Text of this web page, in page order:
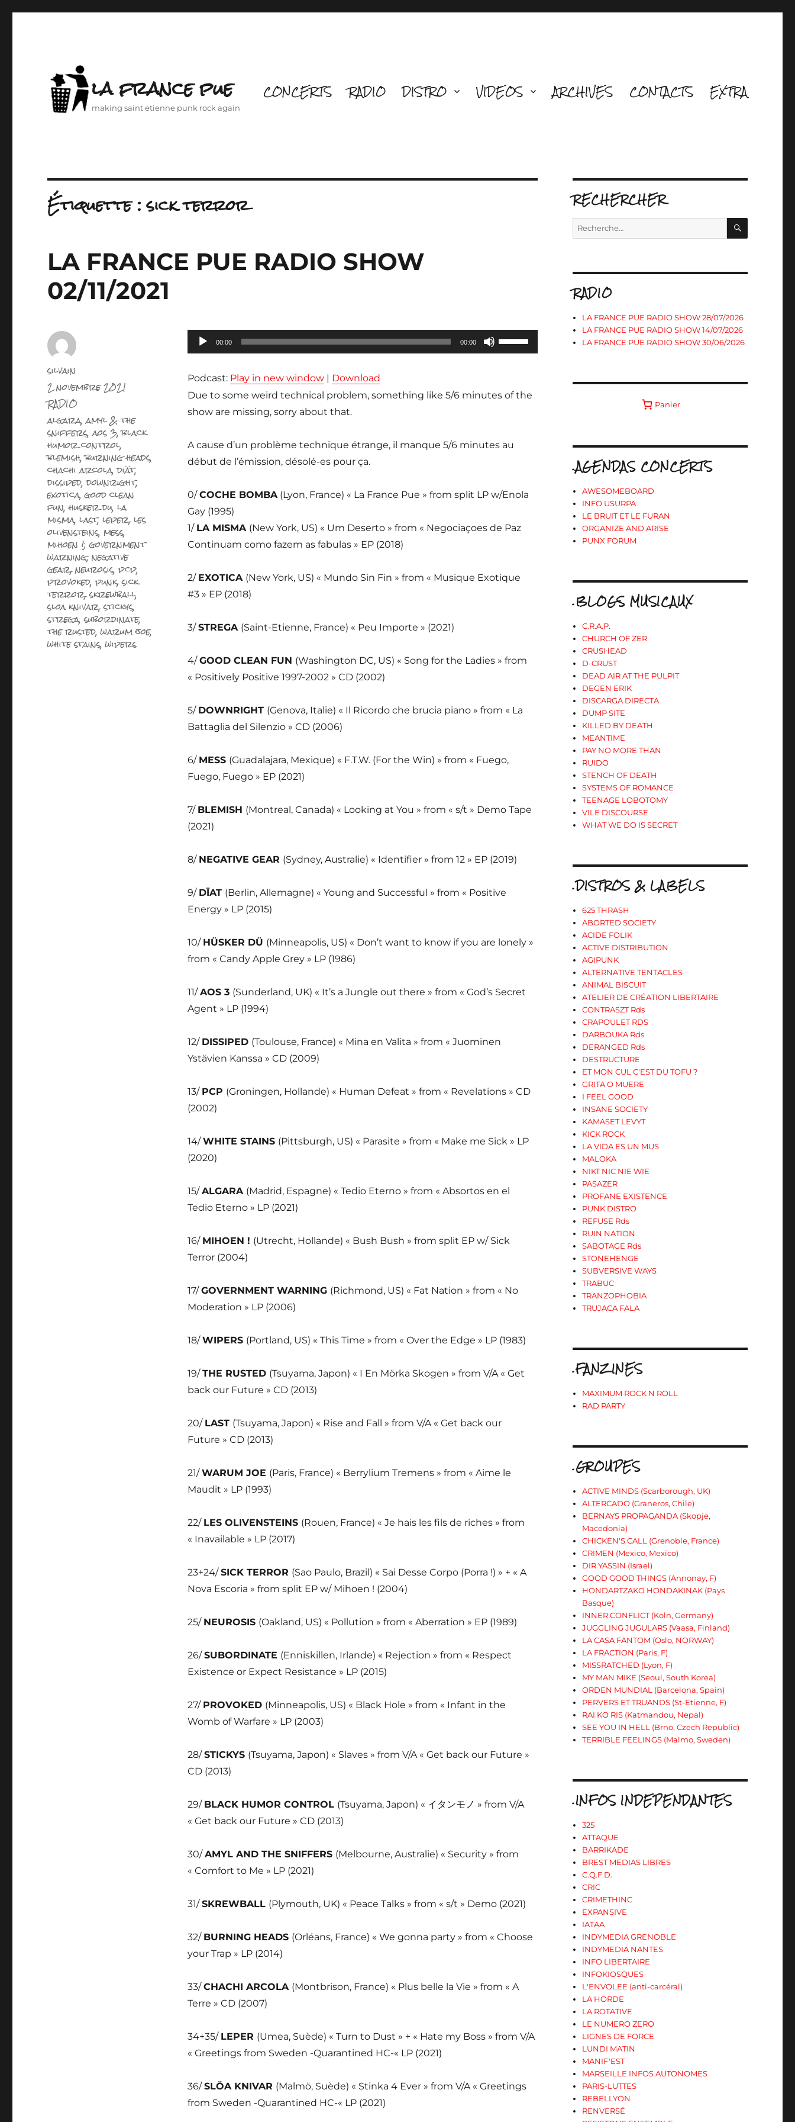
la france pue
making saint etienne punk rock again
CONCERTS RADIO DISTRO VIDEOS ARCHIVES CONTACTS EXTRA
Étiquette :sick terror
LA FRANCE PUE RADIO SHOW
02/11/2021
Lecteur
audio
00:00 00:00
Utilisez
les
Podcast: Play in new window| Download
Due to some weird technical problem, something like 5/6 minutes of the
show are missing, sorry about that.
A cause d’un problème technique étrange, il manque 5/6 minutes au
début de l’émission, désolé-es pour ça.
0/COCHE BOMBA(Lyon, France) « La France Pue » from split LP w/Enola
Gay (1995)
1/ LA MISMA (New York, US) « Um Deserto » from « Negociaçoes de Paz
Continuam como fazem as fabulas » EP (2018)
2/ EXOTICA (New York, US) « Mundo Sin Fin » from « Musique Exotique
#3 » EP (2018)
3/STREGA (Saint-Etienne, France) « Peu Importe » (2021)
4/GOOD CLEAN FUN (Washington DC, US) « Song for the Ladies » from
« Positively Positive 1997-2002 » CD (2002)
5/ DOWNRIGHT (Genova, Italie) « Il Ricordo che brucia piano » from « La
Battaglia del Silenzio » CD (2006)
6/ MESS (Guadalajara, Mexique) « F.T.W. (For the Win) » from « Fuego,
Fuego, Fuego » EP (2021)
7/ BLEMISH (Montreal, Canada) « Looking at You » from « s/t » Demo Tape
(2021)
8/ NEGATIVE GEAR (Sydney, Australie) « Identifier » from 12 » EP (2019)
9/ DÏAT (Berlin, Allemagne) « Young and Successful » from « Positive
Energy » LP (2015)
10/ HÜSKER DÜ (Minneapolis, US) « Don’t want to know if you are lonely »
from « Candy Apple Grey » LP (1986)
11/AOS 3 (Sunderland, UK) « It’s a Jungle out there » from « God’s Secret
Agent » LP (1994)
12/ DISSIPED (Toulouse, France) « Mina en Valita » from « Juominen
Ystävien Kanssa » CD (2009)
13/ PCP (Groningen, Hollande) « Human Defeat » from « Revelations » CD
(2002)
14/WHITE STAINS (Pittsburgh, US) « Parasite » from « Make me Sick » LP
(2020)
15/ALGARA (Madrid, Espagne) « Tedio Eterno » from « Absortos en el
Tedio Eterno » LP (2021)
16/ MIHOEN ! (Utrecht, Hollande) « Bush Bush » from split EP w/ Sick
Terror (2004)
17/GOVERNMENT WARNING (Richmond, US) « Fat Nation » from « No
Moderation » LP (2006)
18/WIPERS (Portland, US) « This Time » from « Over the Edge » LP (1983)
19/THE RUSTED (Tsuyama, Japon) « I En Mörka Skogen » from V/A « Get
back our Future » CD (2013)
20/ LAST (Tsuyama, Japon) « Rise and Fall » from V/A « Get back our
Future » CD (2013)
21/WARUM JOE (Paris, France) « Berrylium Tremens » from « Aime le
Maudit » LP (1993)
22/ LES OLIVENSTEINS (Rouen, France) « Je hais les fils de riches » from
« Inavailable » LP (2017)
23+24/SICK TERROR (Sao Paulo, Brazil) « Sai Desse Corpo (Porra !) » + « A
Nova Escoria » from split EP w/ Mihoen ! (2004)
25/ NEUROSIS (Oakland, US) « Pollution » from « Aberration » EP (1989)
26/SUBORDINATE (Enniskillen, Irlande) « Rejection » from « Respect
Existence or Expect Resistance » LP (2015)
27/ PROVOKED (Minneapolis, US) « Black Hole » from « Infant in the
Womb of Warfare » LP (2003)
28/STICKYS (Tsuyama, Japon) « Slaves » from V/A « Get back our Future »
CD (2013)
29/ BLACK HUMOR CONTROL (Tsuyama, Japon) « イタンモノ » from V/A
« Get back our Future » CD (2013)
30/AMYL AND THE SNIFFERS (Melbourne, Australie) « Security » from
« Comfort to Me » LP (2021)
31/SKREWBALL (Plymouth, UK) « Peace Talks » from « s/t » Demo (2021)
32/ BURNING HEADS (Orléans, France) « We gonna party » from « Choose
your Trap » LP (2014)
33/CHACHI ARCOLA (Montbrison, France) « Plus belle la Vie » from « A
Terre » CD (2007)
34+35/ LEPER (Umea, Suède) « Turn to Dust » + « Hate my Boss » from V/A
« Greetings from Sweden -Quarantined HC-« LP (2021)
36/SLÖA KNIVAR (Malmö, Suède) « Stinka 4 Ever » from V/A « Greetings
from Sweden -Quarantined HC-« LP (2021)
Auteur
silvain
Publié
le
2 novembre 2021
Catégories
RADIO
Étiquettes
algara,amyl & the
sniffers,aos 3,black
humor control,
blemish,burning heads,
chachi arcola,diät,
dissiped,downright,
exotica,good clean
fun,husker du,la
misma,last,leper,les
olivensteins,mess,
mihoen !; government
warning,negative
gear,neurosis,pcp,
provoked,punk,sick
terror,skrewball,
sloa knivar,stickys,
strega,subordinate,
the rusted,warum joe,
white stains,wipers
RECHERCHER
Recherche
RADIO
LA FRANCE PUE RADIO SHOW 28/07/2026
LA FRANCE PUE RADIO SHOW 14/07/2026
LA FRANCE PUE RADIO SHOW 30/06/2026
Panier
.AGENDAS CONCERTS
AWESOMEBOARD
INFO USURPA
LE BRUIT ET LE FURAN
ORGANIZE AND ARISE
PUNX FORUM
.BLOGS MUSICAUX
C.R.A.P.
CHURCH OF ZER
CRUSHEAD
D-CRUST
DEAD AIR AT THE PULPIT
DEGEN ERIK
DISCARGA DIRECTA
DUMP SITE
KILLED BY DEATH
MEANTIME
PAY NO MORE THAN
RUIDO
STENCH OF DEATH
SYSTEMS OF ROMANCE
TEENAGE LOBOTOMY
VILE DISCOURSE
WHAT WE DO IS SECRET
.DISTROS & LABELS
625 THRASH
ABORTED SOCIETY
ACIDE FOLIK
ACTIVE DISTRIBUTION
AGIPUNK
ALTERNATIVE TENTACLES
ANIMAL BISCUIT
ATELIER DE CRÉATION LIBERTAIRE
CONTRASZT Rds
CRAPOULET RDS
DARBOUKA Rds
DERANGED Rds
DESTRUCTURE
ET MON CUL C'EST DU TOFU ?
GRITA O MUERE
I FEEL GOOD
INSANE SOCIETY
KAMASET LEVYT
KICK ROCK
LA VIDA ES UN MUS
MALOKA
NIKT NIC NIE WIE
PASAZER
PROFANE EXISTENCE
PUNK DISTRO
REFUSE Rds
RUIN NATION
SABOTAGE Rds
STONEHENGE
SUBVERSIVE WAYS
TRABUC
TRANZOPHOBIA
TRUJACA FALA
.FANZINES
MAXIMUM ROCK N ROLL
RAD PARTY
.GROUPES
ACTIVE MINDS (Scarborough, UK)
ALTERCADO (Graneros, Chile)
BERNAYS PROPAGANDA (Skopje,
Macedonia)
CHICKEN'S CALL (Grenoble, France)
CRIMEN (Mexico, Mexico)
DIR YASSIN (Israel)
GOOD GOOD THINGS (Annonay, F)
HONDARTZAKO HONDAKINAK (Pays
Basque)
INNER CONFLICT (Koln, Germany)
JUGGLING JUGULARS (Vaasa, Finland)
LA CASA FANTOM (Oslo, NORWAY)
LA FRACTION (Paris, F)
MISSRATCHED (Lyon, F)
MY MAN MIKE (Seoul, South Korea)
ORDEN MUNDIAL (Barcelona, Spain)
PERVERS ET TRUANDS (St-Etienne, F)
RAI KO RIS (Katmandou, Nepal)
SEE YOU IN HELL (Brno, Czech Republic)
TERRIBLE FEELINGS (Malmo, Sweden)
.INFOS INDEPENDANTES
325
ATTAQUE
BARRIKADE
BREST MEDIAS LIBRES
C.Q.F.D.
CRIC
CRIMETHINC
EXPANSIVE
IATAA
INDYMEDIA GRENOBLE
INDYMEDIA NANTES
INFO LIBERTAIRE
INFOKIOSQUES
L'ENVOLEE (anti-carcéral)
LA HORDE
LA ROTATIVE
LE NUMERO ZERO
LIGNES DE FORCE
LUNDI MATIN
MANIF'EST
MARSEILLE INFOS AUTONOMES
PARIS-LUTTES
REBELLYON
RENVERSÉ